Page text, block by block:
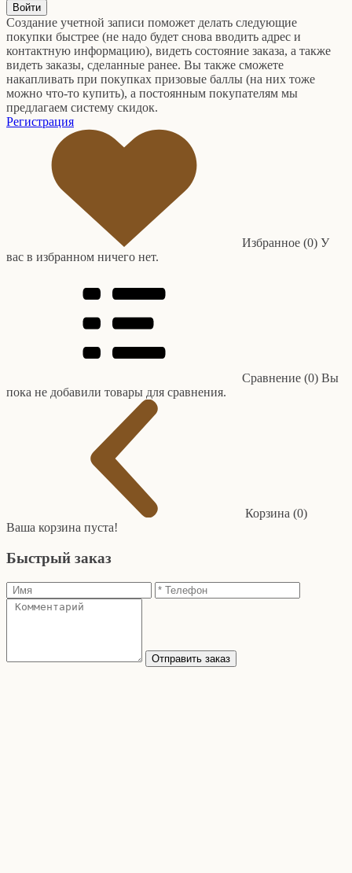
Войти
Создание учетной записи поможет делать следующие
покупки быстрее (не надо будет снова вводить адрес и
контактную информацию), видеть состояние заказа, а также
видеть заказы, сделанные ранее. Вы также сможете
накапливать при покупках призовые баллы (на них тоже
можно что-то купить), а постоянным покупателям мы
предлагаем систему скидок.
Регистрация
Избранное (0) У
вас в избранном ничего нет.
Сравнение (0) Вы
пока не добавили товары для сравнения.
Корзина (0)
Ваша корзина пуста!
Быстрый заказ
Отправить заказ